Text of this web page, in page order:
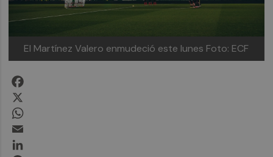
El Martínez Valero enmudeció este lunes Foto: ECF